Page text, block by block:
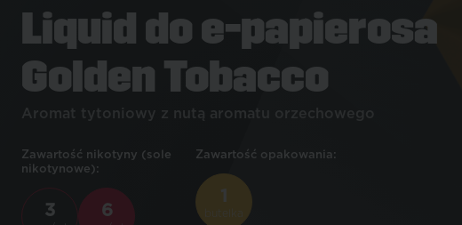
Liquid do e-papierosa
Golden Tobacco
Aromat tytoniowy z nutą aromatu orzechowego
Zawartość nikotyny (sole
nikotynowe):
3 6
Zawartość opakowania:
1